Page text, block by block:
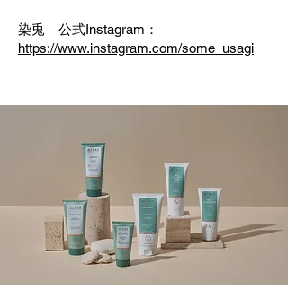
染兎 公式Instagram：
https://www.instagram.com/some_usagi